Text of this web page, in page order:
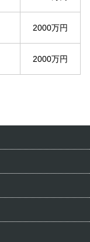
2000万円
2000万円